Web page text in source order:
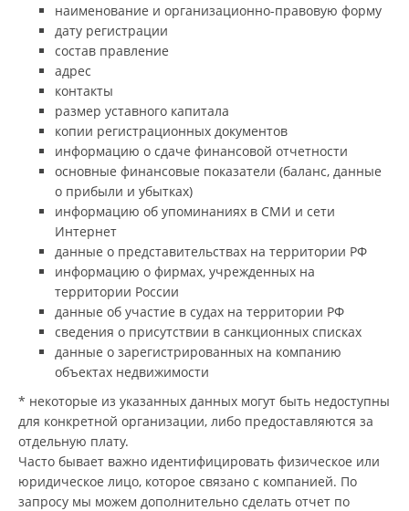
наименование и организационно-правовую форму
дату регистрации
состав правление
адрес
контакты
размер уставного капитала
копии регистрационных документов
информацию о сдаче финансовой отчетности
основные финансовые показатели (баланс, данные
о прибыли и убытках)
информацию об упоминаниях в СМИ и сети
Интернет
данные о представительствах на территории РФ
информацию о фирмах, учрежденных на
территории России
данные об участие в судах на территории РФ
сведения о присутствии в санкционных списках
данные о зарегистрированных на компанию
объектах недвижимости
* некоторые из указанных данных могут быть недоступны
для конкретной организации, либо предоставляются за
отдельную плату.
Часто бывает важно идентифицировать физическое или
юридическое лицо, которое связано с компанией. По
запросу мы можем дополнительно сделать отчет по